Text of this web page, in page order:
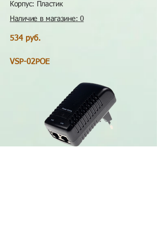
Корпус: Пластик
Наличие в магазине: 0
534 руб.
VSP-02POE